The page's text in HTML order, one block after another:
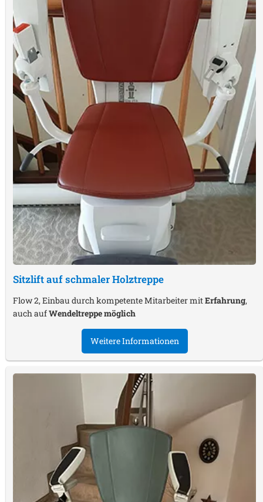
Sitzlift auf schmaler Holztreppe
Flow 2, Einbau durch kompetente Mitarbeiter mitErfahrung,
auch aufWendeltreppe möglich
Weitere Informationen